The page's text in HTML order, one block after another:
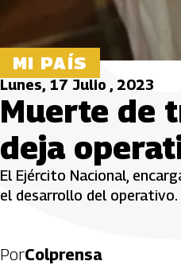
MI PAÍS
Lunes, 17 Julio , 2023
Muerte de
deja
El Ejército Nacional,
el desarrollo del operativo.
PorColprensa